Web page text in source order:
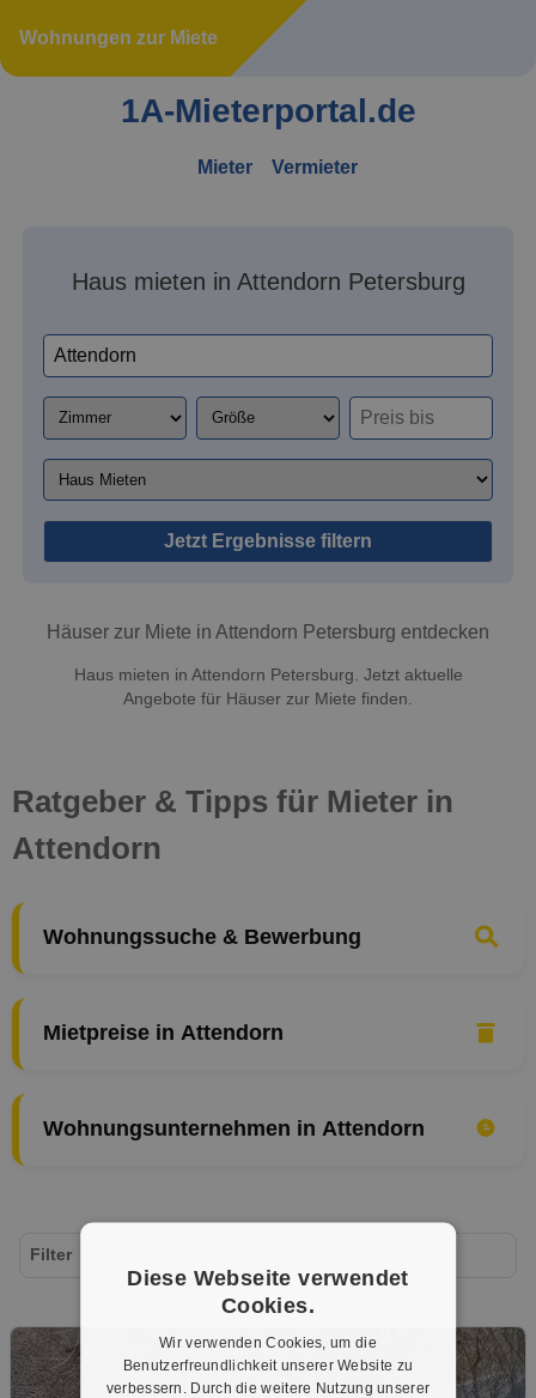
Wohnungen zur Miete
1A-Mieterportal.de
Mieter Vermieter
Haus mieten in Attendorn Petersburg
Jetzt Ergebnisse filtern
Häuser zur Miete in Attendorn Petersburg entdecken
Haus mieten in Attendorn Petersburg. Jetzt aktuelle
Angebote für Häuser zur Miete finden.
Ratgeber & Tipps für Mieter in
Attendorn
Wohnungssuche & Bewerbung
Mietpreise in Attendorn
Wohnungsunternehmen in Attendorn
Filter
Diese Webseite verwendet
Cookies.
Wir verwenden Cookies, um die
Benutzerfreundlichkeit unserer Website zu
verbessern. Durch die weitere Nutzung unserer